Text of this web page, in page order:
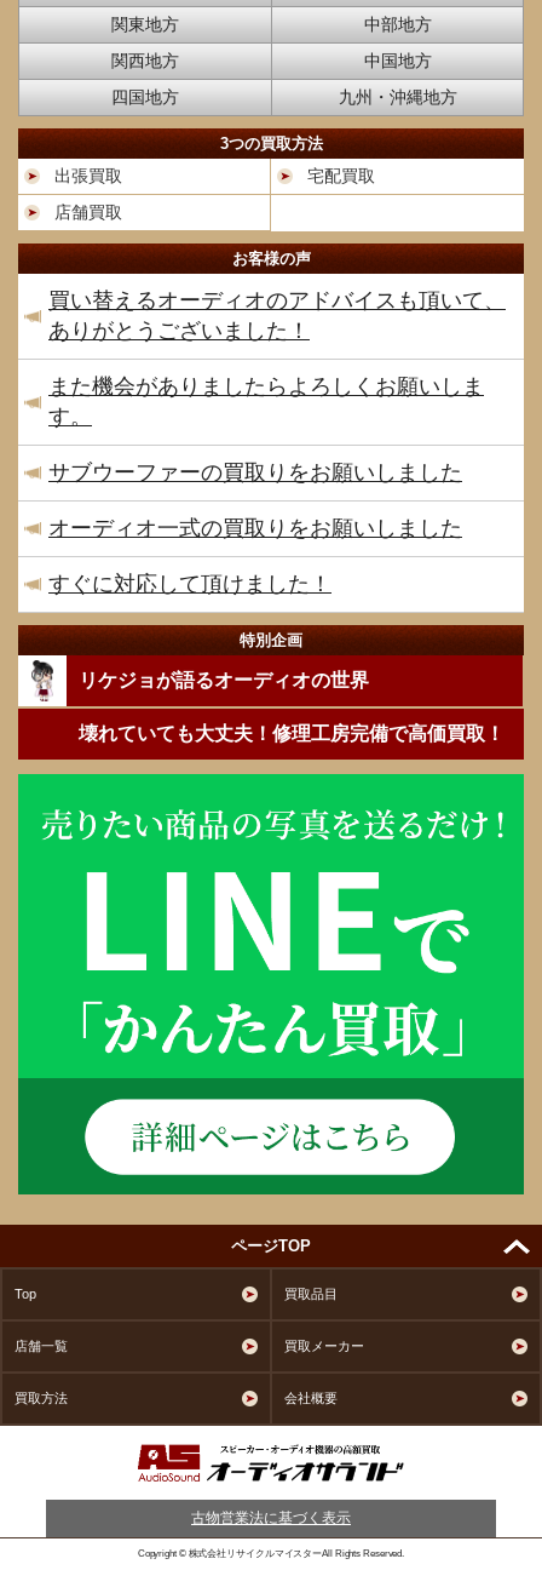
関東地方
中部地方
関西地方
中国地方
四国地方
九州・沖縄地方
3つの買取方法
出張買取
宅配買取
店舗買取
お客様の声
買い替えるオーディオのアドバイスも頂いて、
ありがとうございました！
また機会がありましたらよろしくお願いしま
す。
サブウーファーの買取りをお願いしました
オーディオ一式の買取りをお願いしました
すぐに対応して頂けました！
特別企画
リケジョが語るオーディオの世界
壊れていても大丈夫！修理工房完備で高価買取！
ページTOP
Top 買取品目
店舗一覧 買取メーカー
買取方法 会社概要
古物営業法に基づく表示
Copyright © 株式会社リサイクルマイスターAll Rights Reserved.